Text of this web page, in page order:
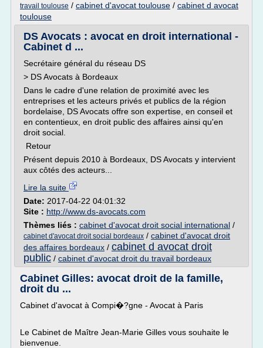
travail toulouse / cabinet d'avocat toulouse / cabinet d avocat
toulouse
DS Avocats : avocat en droit international -
Cabinet d ...
Secrétaire général du réseau DS
> DS Avocats à Bordeaux
Dans le cadre d'une relation de proximité avec les
entreprises et les acteurs privés et publics de la région
bordelaise, DS Avocats offre son expertise, en conseil et
en contentieux, en droit public des affaires ainsi qu'en
droit social.
Retour
Présent depuis 2010 à Bordeaux, DS Avocats y intervient
aux côtés des acteurs...
Lire la suite
Date: 2017-04-22 04:01:32
Site : http://www.ds-avocats.com
Thèmes liés : cabinet d'avocat droit social international /
cabinet d'avocat droit social bordeaux / cabinet d'avocat droit
des affaires bordeaux / cabinet d avocat droit
public / cabinet d'avocat droit du travail bordeaux
Cabinet Gilles: avocat droit de la famille,
droit du ...
Cabinet d'avocat à Compi�?gne - Avocat à Paris
Le Cabinet de Maître Jean-Marie Gilles vous souhaite le
bienvenue.